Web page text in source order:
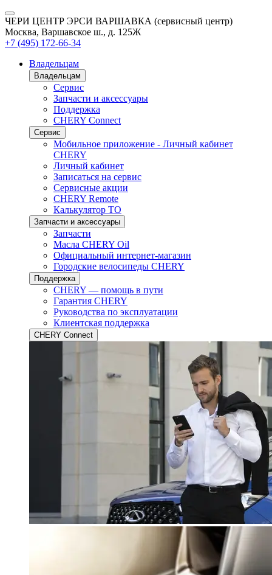
ЧЕРИ ЦЕНТР ЭРСИ ВАРШАВКА (сервисный центр)
Москва, Варшавское ш., д. 125Ж
+7 (495) 172-66-34
Владельцам
Владельцам
Сервис
Запчасти и аксессуары
Поддержка
CHERY Connect
Сервис
Мобильное приложение - Личный кабинет
CHERY
Личный кабинет
Записаться на сервис
Сервисные акции
CHERY Remote
Калькулятор ТО
Запчасти и аксессуары
Запчасти
Масла CHERY Oil
Официальный интернет-магазин
Городские велосипеды CHERY
Поддержка
CHERY — помощь в пути
Гарантия CHERY
Руководства по эксплуатации
Клиентская поддержка
CHERY Connect